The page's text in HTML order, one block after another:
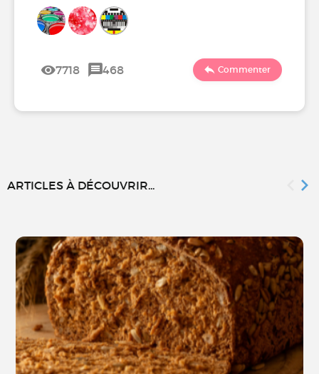
7718 468 Commenter
ARTICLES À DÉCOUVRIR...